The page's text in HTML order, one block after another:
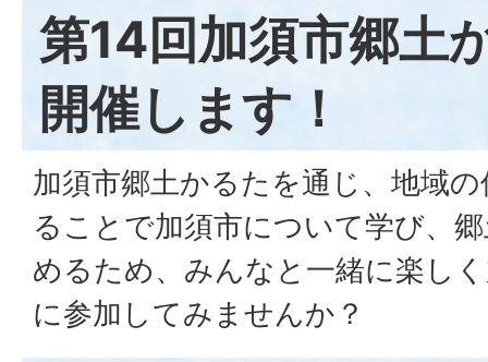
第14回加須市郷土
開催します！
加須市郷土かるたを通じ、地域
ることで加須市について学び、
めるため、みんなと一緒に楽し
に参加してみませんか？